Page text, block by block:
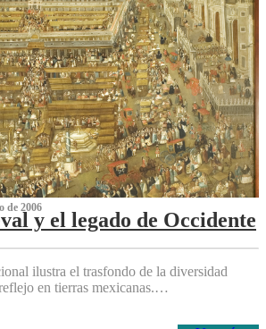
de 2006
y el legado de Occidente
ilustra el trasfondo de la diversidad
en tierras mexicanas.…